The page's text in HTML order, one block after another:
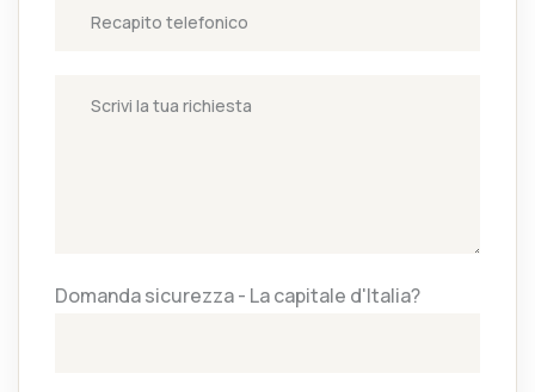
Domanda sicurezza - La capitale d'Italia?